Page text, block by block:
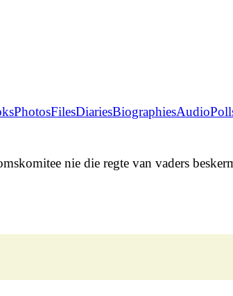
PhotosFilesDiariesBiographiesAudio
nie die regte van vaders